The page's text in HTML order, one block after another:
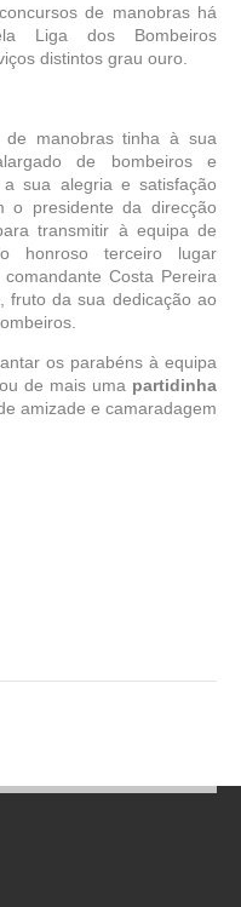
de manobras há
Liga dos Bombeiros
distintos grau ouro.
manobras tinha à sua
de bombeiros e
sua alegria e satisfação
o presidente da direcção
transmitir à equipa de
honroso terceiro lugar
Costa Pereira
fruto da sua dedicação ao
os parabéns à equipa
de mais uma partidinha
amizade e camaradagem